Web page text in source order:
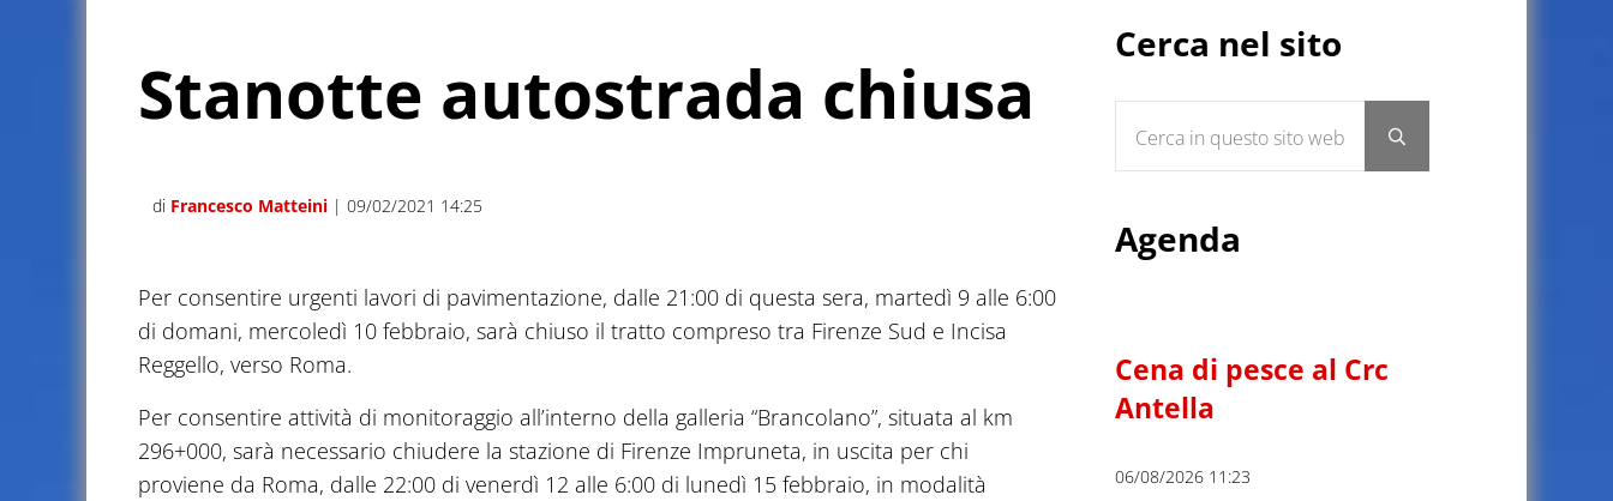
Stanotte autostrada chiusa
di Francesco Matteini | 09/02/2021 14:25
Per consentire urgenti lavori di pavimentazione, dalle 21:00 di questa sera, martedì 9 alle 6:00
di domani, mercoledì 10 febbraio, sarà chiuso il tratto compreso tra Firenze Sud e Incisa
Reggello, verso Roma.
Per consentire attività di monitoraggio all’interno della galleria “Brancolano”, situata al km
296+000, sarà necessario chiudere la stazione di Firenze Impruneta, in uscita per chi
proviene da Roma, dalle 22:00 di venerdì 12 alle 6:00 di lunedì 15 febbraio, in modalità
Cerca nel sito
Submit search
Agenda
Cena di pesce al Crc
Antella
06/08/2026 11:23